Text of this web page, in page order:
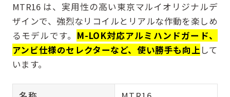
MTR16 は、実用性の高い東京マルイオリジナルデ
ザインで、強烈なリコイルとリアルな作動を楽しめ
るモデルです。 M-LOK対応アルミハンドガード、
アンビ仕様のセレクターなど、使い勝手も向上して
います。